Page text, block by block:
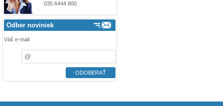
035 6444 800
Odber noviniek
Váš e-mail